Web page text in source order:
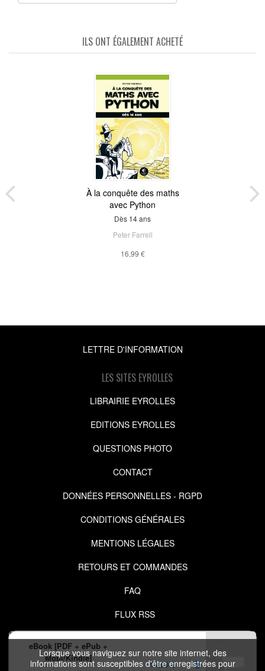
Lorsque vous naviguez sur notre site internet, des
informations sont susceptibles d'être enregistrées pour
eBook [PDF + ePub +
Mobi/Kindle]
14,99 €
ILS ONT ÉGALEMENT ACHETÉ
À la conquête des maths
avec Python
Dès 14 ans
Peter Farrell
16,99 €
LETTRE D'INFORMATION
LES SITES EYROLLES
LIBRAIRIE EYROLLES
EDITIONS EYROLLES
QUESTIONS PHOTO
CONTACT
DONNÉES PERSONNELLES - RGPD
CONDITIONS GÉNÉRALES
MENTIONS LÉGALES
RETOURS ET COMMANDES
FAQ
FLUX RSS